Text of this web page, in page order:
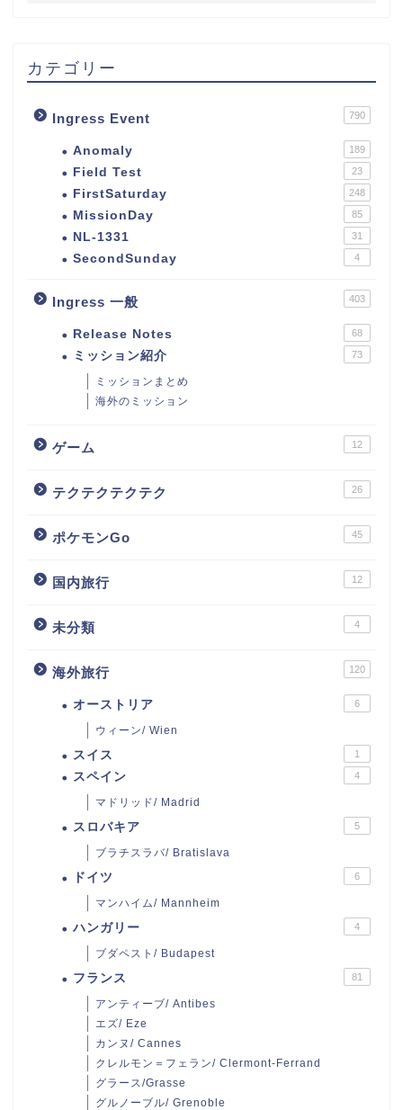
カテゴリー
Ingress Event 790
Anomaly 189
Field Test 23
FirstSaturday 248
MissionDay 85
NL-1331 31
SecondSunday 4
Ingress 一般 403
Release Notes 68
ミッション紹介 73
ミッションまとめ
海外のミッション
ゲーム 12
テクテクテクテク 26
ポケモンGo 45
国内旅行 12
未分類 4
海外旅行 120
オーストリア 6
ウィーン/ Wien
スイス 1
スペイン 4
マドリッド/ Madrid
スロバキア 5
ブラチスラバ/ Bratislava
ドイツ 6
マンハイム/ Mannheim
ハンガリー 4
ブダペスト/ Budapest
フランス 81
アンティーブ/ Antibes
エズ/ Eze
カンヌ/ Cannes
クレルモン＝フェラン/ Clermont-Ferrand
グラース/Grasse
グルノーブル/ Grenoble